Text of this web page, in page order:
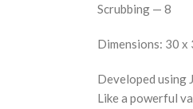
Scrubbing — 8
Dimensions: 30 х
Developed using
Like a powerful